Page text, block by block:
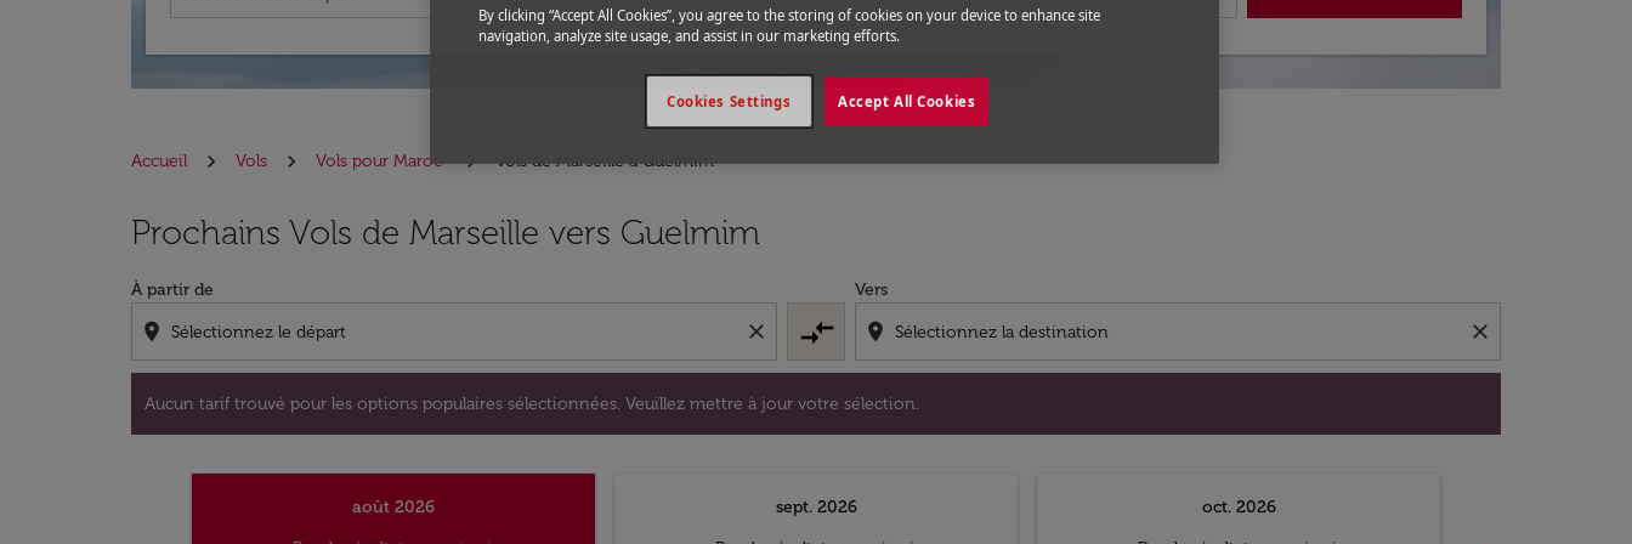
Accueil Vols Vols pour Maroc Vols de Marseille a Guelmim
Prochains Vols de Marseille vers Guelmim
À partir de
location_on close compare_arrows
Vers
location_on close
Aucun tarif trouvé pour les options populaires sélectionnées. Veuillez mettre à jour votre sélection.
Aucun tarif trouvé pour les options populaires sélectionnées. Veuillez mettre à jour votre sélection.
août 2026
sept. 2026
oct. 2026
By clicking “Accept All Cookies”, you agree to the storing of cookies on your device to enhance site
navigation, analyze site usage, and assist in our marketing efforts.
Accept All Cookies
Cookies Settings